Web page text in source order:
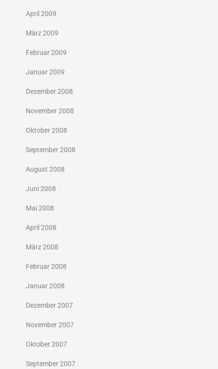
April 2009
März 2009
Februar 2009
Januar 2009
Dezember 2008
November 2008
Oktober 2008
September 2008
August 2008
Juni 2008
Mai 2008
April 2008
März 2008
Februar 2008
Januar 2008
Dezember 2007
November 2007
Oktober 2007
September 2007